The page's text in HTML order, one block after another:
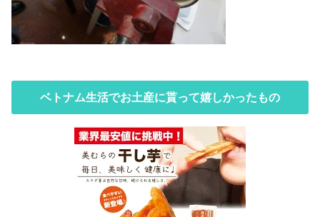
ベトナム生活でお土産に貰って嬉しかったもの